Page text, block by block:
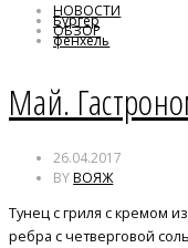
НОВОСТИ
ОБЗОР
Бургер
фенхель
Май.
26.04.2017
BYВОЯЖ
Тунец с гриля с кремом
ребра с четверговой